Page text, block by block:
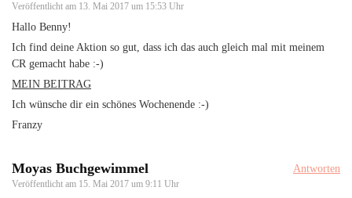
Veröffentlicht am 13. Mai 2017 um 15:53 Uhr
Hallo Benny!
Ich find deine Aktion so gut, dass ich das auch gleich mal mit meinem
CR gemacht habe :-)
MEIN BEITRAG
Ich wünsche dir ein schönes Wochenende :-)
Franzy
Moyas Buchgewimmel
Veröffentlicht am 15. Mai 2017 um 9:11 Uhr
Antworten